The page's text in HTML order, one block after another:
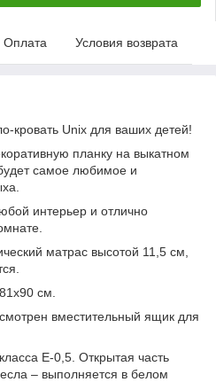
Оплата Условия возврата
кровать Unix для ваших детей!
планку на выкатном
самое любимое и
интерьер и отлично
матрас высотой 11,5 см,
см.
вместительный ящик для
Е-0,5. Открытая часть
– выполняется в белом